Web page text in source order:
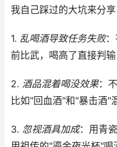
我自己踩过的大坑来分享
1. 乱喝酒导致任务失败
前比武，喝高了直接判输
2. 酒品混着喝没效果：
比如"回血酒"和"暴击酒"
3. 忽视酒具加成：用青